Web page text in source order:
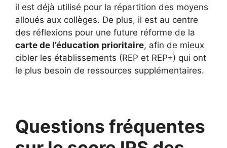
il est déjà utilisé pour la répartition des moyens
alloués aux collèges. De plus, il est au centre
des réflexions pour une future réforme de la
carte de l’éducation prioritaire, afin de mieux
cibler les établissements (REP et REP+) qui ont
le plus besoin de ressources supplémentaires.
Questions fréquentes